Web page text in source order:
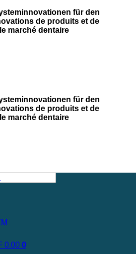
für den
de produits et de
marché dentaire
für den
de produits et de
marché dentaire
0.00 0